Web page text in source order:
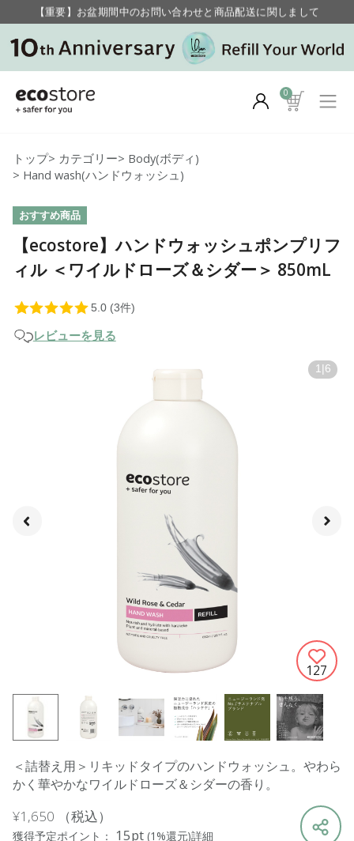
毎月お得にポイントが貯まる！ “月のポイントアップデー”
【重要】お盆期間中のお問い合わせと商品配送に関しまして
毎月お得にポイントが貯まる！ “月のポイントアップデー”
0
トップ> カテゴリー> Body(ボディ)
> Hand wash(ハンドウォッシュ)
おすすめ商品
【ecostore】ハンドウォッシュポンプリフ
ィル ＜ワイルドローズ＆シダー＞ 850mL
レビューを見る
1 6
127
＜詰替え用＞リキッドタイプのハンドウォッシュ。やわら
かく華やかなワイルドローズ＆シダーの香り。
¥1,650 （税込）
獲得予定ポイント： 15pt (1%還元)詳細